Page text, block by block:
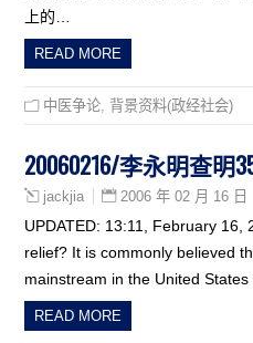
上的…
READ MORE
中医争论 背景资料(政经社会)
20060216/李永明查明
jackjia 2006 年 02 月 16 日
UPDATED: 13:11, February 16,
relief? It is commonly believed
mainstream in the United States
READ MORE